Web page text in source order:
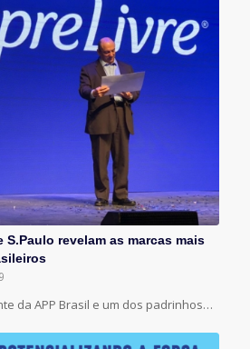
S.Paulo revelam as marcas mais
da APP Brasil e um dos padrinhos…